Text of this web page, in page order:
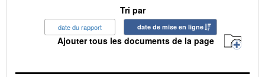
Tri par
date du rapport date de mise en ligne
Ajouter tous les documents de la page